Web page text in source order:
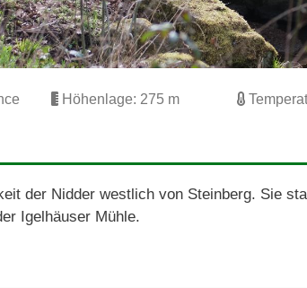
Höhenlage: 275 m
der Nidder westlich von Steinberg. Sie
Igelhäuser Mühle.